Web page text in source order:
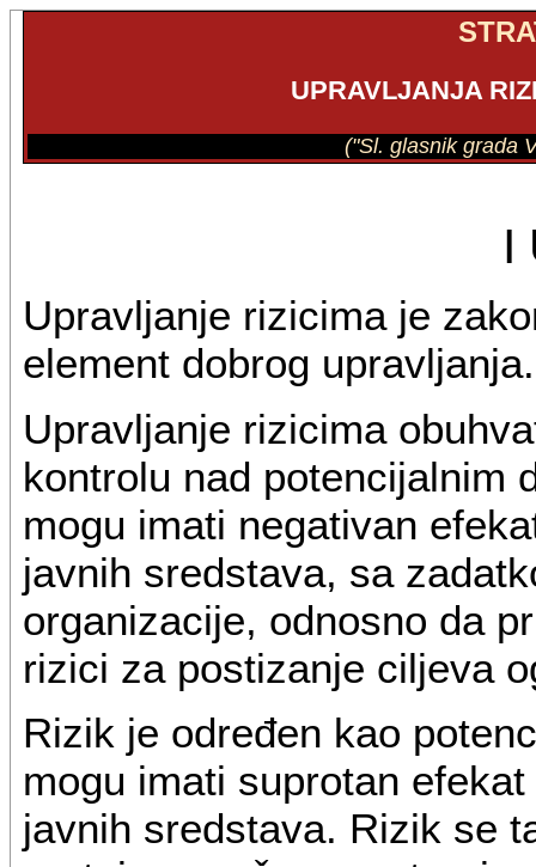
UPRAVLJANJA
("Sl. glasnik grada
I
Upravljanje rizicima je
element dobrog upravljanja.
Upravljanje rizicima
kontrolu nad potencijalnim
mogu imati negativan
javnih sredstava, sa
organizacije, odnosno da
rizici za postizanje ciljeva
Rizik je određen kao
mogu imati suprotan
javnih sredstava. Rizik se